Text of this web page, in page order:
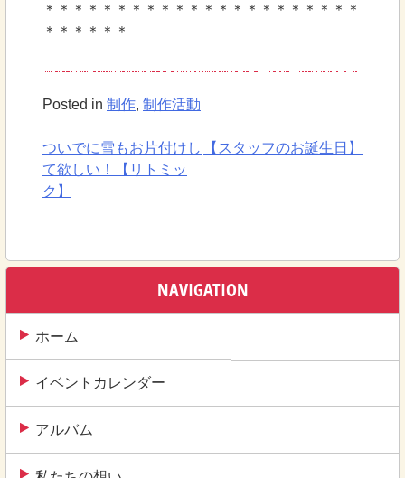
NAVIGATION
ホーム
イベントカレンダー
アルバム
＊＊＊＊＊＊＊＊＊＊＊＊＊＊＊＊＊＊＊＊＊＊
＊＊＊＊＊＊
Posted in 制作, 制作活動
投
稿
ビ
ー
シ
ョ
ン
ついでに雪もお片付けし
て欲しい！【リトミッ
ク】
【スタッフのお誕生日】